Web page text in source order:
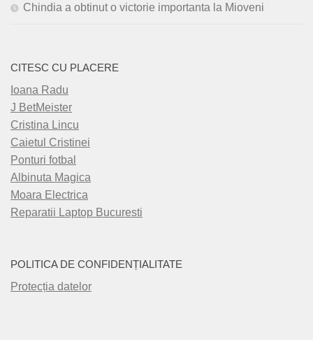
Chindia a obtinut o victorie importanta la Mioveni
CITESC CU PLACERE
Ioana Radu
J BetMeister
Cristina Lincu
Caietul Cristinei
Ponturi fotbal
Albinuta Magica
Moara Electrica
Reparatii Laptop Bucuresti
POLITICA DE CONFIDENȚIALITATE
Protecția datelor